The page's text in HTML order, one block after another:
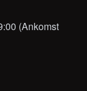
(Ankomst